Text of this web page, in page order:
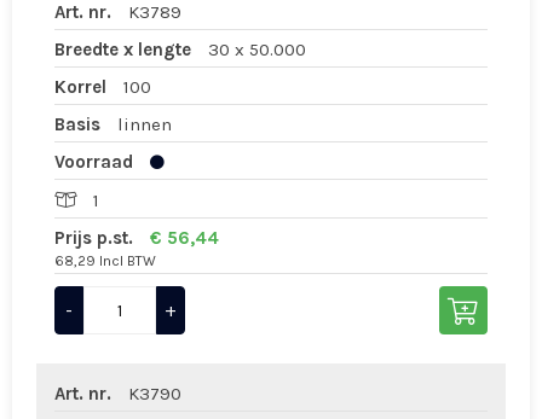
Art. nr.
K3789
Breedte x lengte
30 x 50.000
Korrel
100
Basis
linnen
Voorraad
1
Prijs p.st.
€ 56,44
68,29 Incl BTW
- +
Art. nr.
K3790